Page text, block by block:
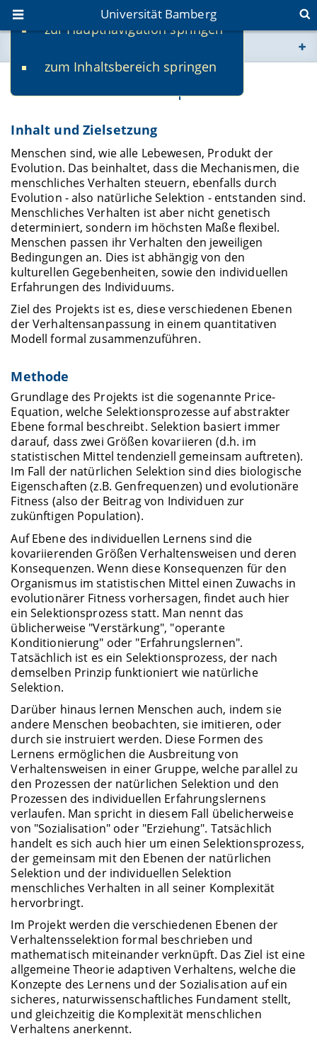
zur Hauptnavigation springen
zum Inhaltsbereich springen
Universität Bamberg
www.uni-bamberg.de
fis.uni-bamberg.de
Lernen als Selektionsprozess
Inhalt und Zielsetzung
Menschen sind, wie alle Lebewesen, Produkt der
Evolution. Das beinhaltet, dass die Mechanismen, die
menschliches Verhalten steuern, ebenfalls durch
Evolution - also natürliche Selektion - entstanden sind.
Menschliches Verhalten ist aber nicht genetisch
determiniert, sondern im höchsten Maße flexibel.
Menschen passen ihr Verhalten den jeweiligen
Bedingungen an. Dies ist abhängig von den
kulturellen Gegebenheiten, sowie den individuellen
Erfahrungen des Individuums.
Ziel des Projekts ist es, diese verschiedenen Ebenen
der Verhaltensanpassung in einem quantitativen
Modell formal zusammenzuführen.
Methode
Grundlage des Projekts ist die sogenannte Price-
Equation, welche Selektionsprozesse auf abstrakter
Ebene formal beschreibt. Selektion basiert immer
darauf, dass zwei Größen kovariieren (d.h. im
statistischen Mittel tendenziell gemeinsam auftreten).
Im Fall der natürlichen Selektion sind dies biologische
Eigenschaften (z.B. Genfrequenzen) und evolutionäre
Fitness (also der Beitrag von Individuen zur
zukünftigen Population).
Auf Ebene des individuellen Lernens sind die
kovariierenden Größen Verhaltensweisen und deren
Konsequenzen. Wenn diese Konsequenzen für den
Organismus im statistischen Mittel einen Zuwachs in
evolutionärer Fitness vorhersagen, findet auch hier
ein Selektionsprozess statt. Man nennt das
üblicherweise "Verstärkung", "operante
Konditionierung" oder "Erfahrungslernen".
Tatsächlich ist es ein Selektionsprozess, der nach
demselben Prinzip funktioniert wie natürliche
Selektion.
Darüber hinaus lernen Menschen auch, indem sie
andere Menschen beobachten, sie imitieren, oder
durch sie instruiert werden. Diese Formen des
Lernens ermöglichen die Ausbreitung von
Verhaltensweisen in einer Gruppe, welche parallel zu
den Prozessen der natürlichen Selektion und den
Prozessen des individuellen Erfahrungslernens
verlaufen. Man spricht in diesem Fall übelicherweise
von "Sozialisation" oder "Erziehung". Tatsächlich
handelt es sich auch hier um einen Selektionsprozess,
der gemeinsam mit den Ebenen der natürlichen
Selektion und der individuellen Selektion
menschliches Verhalten in all seiner Komplexität
hervorbringt.
Im Projekt werden die verschiedenen Ebenen der
Verhaltensselektion formal beschrieben und
mathematisch miteinander verknüpft. Das Ziel ist eine
allgemeine Theorie adaptiven Verhaltens, welche die
Konzepte des Lernens und der Sozialisation auf ein
sicheres, naturwissenschaftliches Fundament stellt,
und gleichzeitig die Komplexität menschlichen
Verhaltens anerkennt.